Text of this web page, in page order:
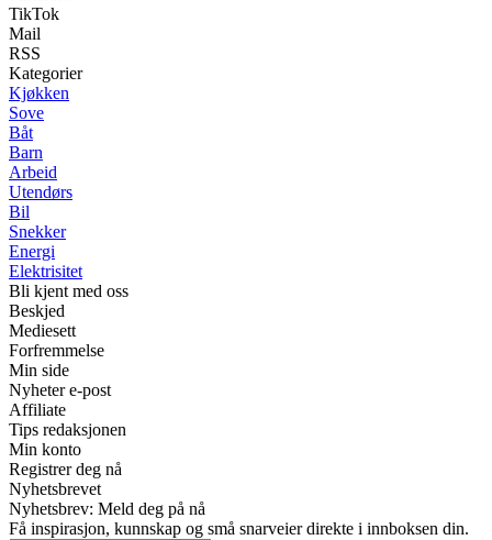
TikTok
Mail
RSS
Kategorier
Kjøkken
Sove
Båt
Barn
Arbeid
Utendørs
Bil
Snekker
Energi
Elektrisitet
Bli kjent med oss
Beskjed
Mediesett
Forfremmelse
Min side
Nyheter e-post
Affiliate
Tips redaksjonen
Min konto
Registrer deg nå
Nyhetsbrevet
Nyhetsbrev: Meld deg på nå
Få inspirasjon, kunnskap og små snarveier direkte i innboksen din.